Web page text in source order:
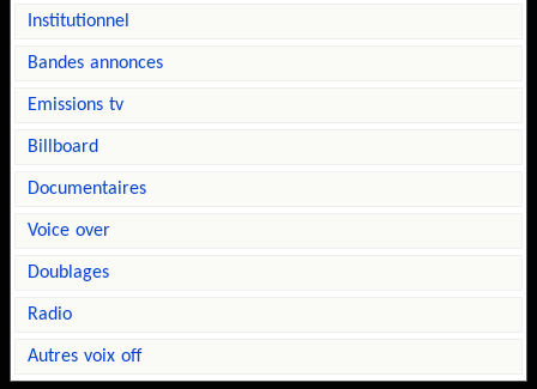
institutionnel
bandes annonces
emissions tv
billboard
documentaires
voice over
doublages
radio
autres voix off